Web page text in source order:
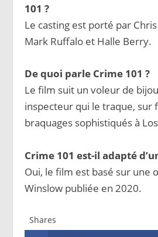
101 ?
Le casting est porté par
Mark Ruffalo et Halle Berry.
De quoi parle Crime 101 ?
Le film suit un voleur de
inspecteur qui le traque, sur
braquages sophistiqués à
Crime 101 est-il adapté
Oui, le film est basé sur une
Winslow publiée en 2020.
Shares